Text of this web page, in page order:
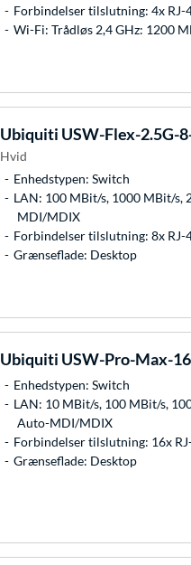
Forbindelser tilslutning: 4x RJ-
Wi-Fi: Trådløs 2,4 GHz: 1200
Ubiquiti USW-Flex-2.5G-
Hvid
Enhedstypen: Switch
LAN: 100 MBit/s, 1000 MBit/s,
MDI/MDIX
Forbindelser tilslutning: 8x RJ-
Grænseflade: Desktop
Ubiquiti USW-Pro-Max-
Enhedstypen: Switch
LAN: 10 MBit/s, 100 MBit/s,
Auto-MDI/MDIX
Forbindelser tilslutning: 16x
Grænseflade: Desktop